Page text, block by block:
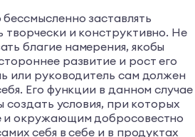
заставлять
творчески и конструктивно. Не
благие намерения, якобы
развитие и рост его
или руководитель сам должен
Его функции в данном случае
создать условия, при которых
окружающим добросовестно
себя в себе и в продуктах